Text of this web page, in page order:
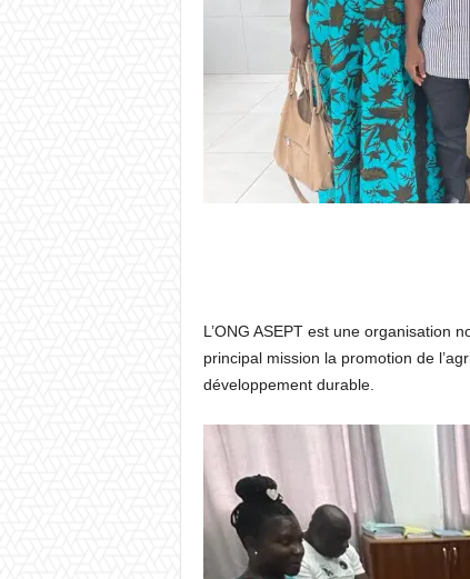
L’ONG ASEPT est une organisation
principal mission la promotion de
développement durable.